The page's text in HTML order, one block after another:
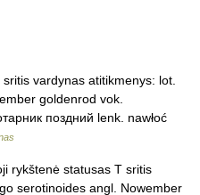
vardynas atitikmenys: lot.
goldenrod vok.
поздний lenk. nawłoć
rykštenė statusas T sritis
serotinoides angl. Nowember